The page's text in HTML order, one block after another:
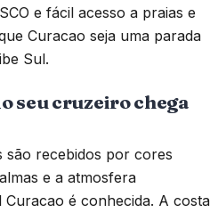
e fácil acesso a praias e
Curacao seja uma parada
Sul.
seu cruzeiro chega
são recebidos por cores
e a atmosfera
é conhecida. A costa